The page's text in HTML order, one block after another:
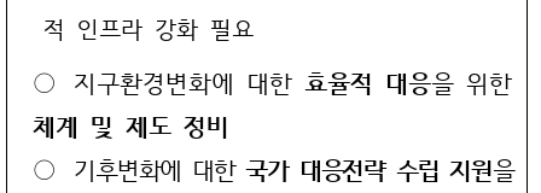
적 인프라 강화 필요
○ 지구환경변화에 대한효율적 대응을 위한
체계 및 제도 정비
○ 기후변화에 대한국가 대응전략 수립 지원을